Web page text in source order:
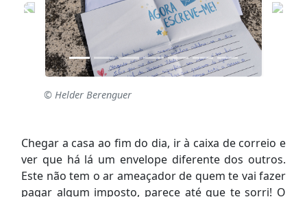
© Helder Berenguer
Chegar a casa ao fim do dia, ir à caixa de correio e
ver que há lá um envelope diferente dos outros.
Este não tem o ar ameaçador de quem te vai fazer
pagar algum imposto, parece até que te sorri! O